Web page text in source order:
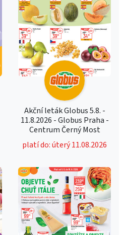
Akční leták Globus 5.8. -
11.8.2026 - Globus Praha -
Centrum Černý Most
platí do: úterý 11.08.2026